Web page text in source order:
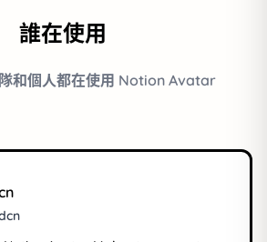
誰在使用
和個人都在使用 Notion Avatar